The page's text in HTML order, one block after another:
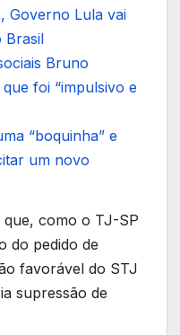
Governo Lula vai
Brasil
Bruno
foi “impulsivo e
“boquinha” e
um novo
que, como o TJ-SP
do pedido de
favorável do STJ
supressão de